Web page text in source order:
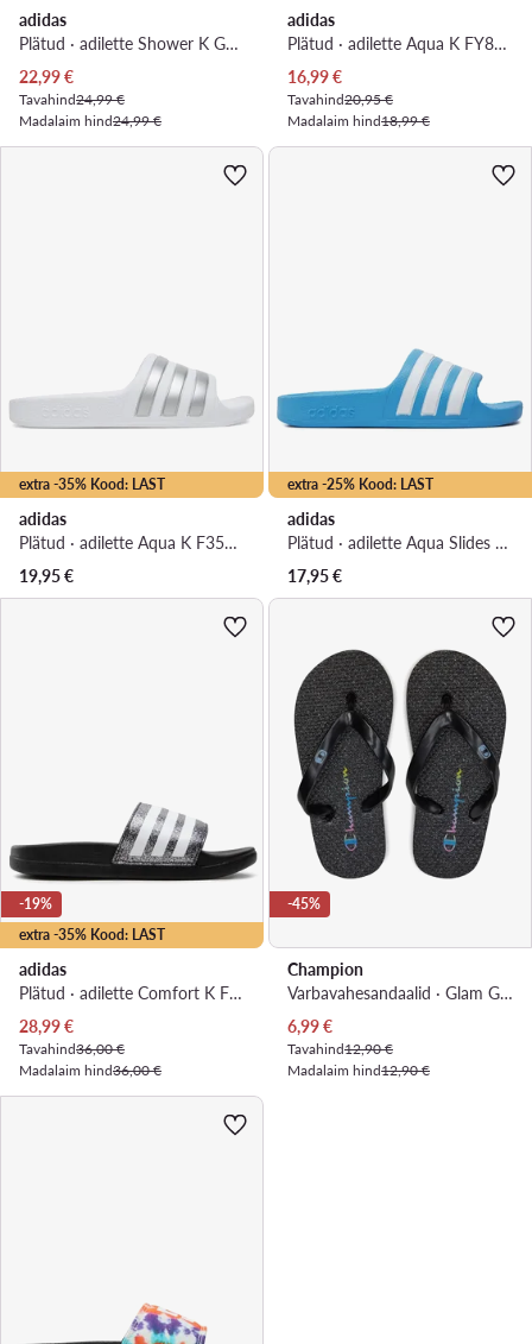
adidas
Plätud · adilette Shower K G27625 · Must
Praegune hind
22,99€
Tavahind24,99 €
Madalaim hind24,99 €
adidas
Plätud · adilette Aqua K FY8072 · Roosa
Praegune hind
16,99€
Tavahind20,95 €
Madalaim hind18,99 €
extra -35% Kood: LAST
adidas
Plätud · adilette Aqua K F35555 · Valge
19,95€
extra -25% Kood: LAST
adidas
Plätud · adilette Aqua Slides Kids ID2621 · Sinine
17,95€
extra -35% Kood: LAST
-19%
adidas
Plätud · adilette Comfort K FY8836 · Hõbedane
Praegune hind
28,99€
Tavahind36,00 €
Madalaim hind36,00 €
-45%
Champion
Varbavahesandaalid · Glam Girl S32156-CHA-KK003 · Must
Praegune hind
6,99€
Tavahind12,90 €
Madalaim hind12,90 €